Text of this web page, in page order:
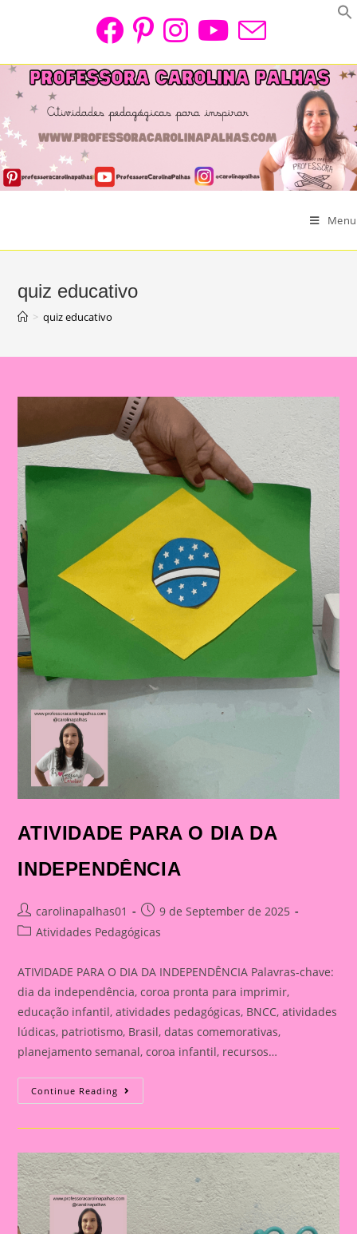
Menu
quiz educativo
> quiz educativo
ATIVIDADE PARA O DIA DA
INDEPENDÊNCIA
Post
author:
carolinapalhas01
Post
published:
9 de September de 2025
PostAtividades Pedagógicas
ATIVIDADE PARA O DIA DA INDEPENDÊNCIA Palavras-chave:
dia da independência, coroa pronta para imprimir,
educação infantil, atividades pedagógicas, BNCC, atividades
lúdicas, patriotismo, Brasil, datas comemorativas,
planejamento semanal, coroa infantil, recursos…
Continue Reading ATIVIDADE
PARA
DIA